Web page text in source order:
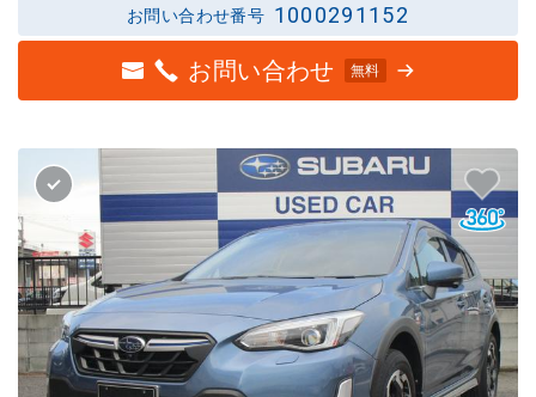
お問い合わせ番号 1000291152
お問い合わせ 無料